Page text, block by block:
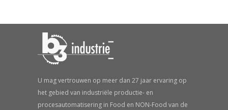
U mag vertrouwen op meer dan 27 jaar ervaring op
het gebied van industriële productie- en
procesautomatisering in Food en NON-Food van de